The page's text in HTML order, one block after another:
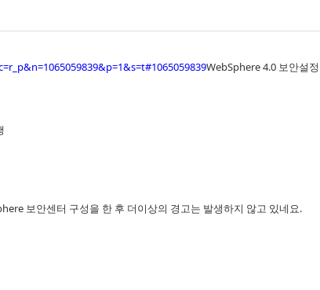
WebSphere 4.0 보안설
보안센터 구성을 한 후 더이상의 경고는 발생하지 않고 있네요.